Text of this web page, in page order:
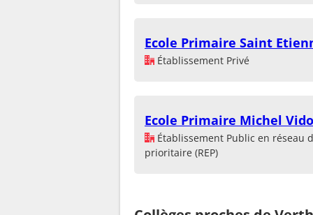
Ecole Primaire Saint
Établissement Privé
Ecole Primaire Michel
Établissement Public en réseau
prioritaire (REP)